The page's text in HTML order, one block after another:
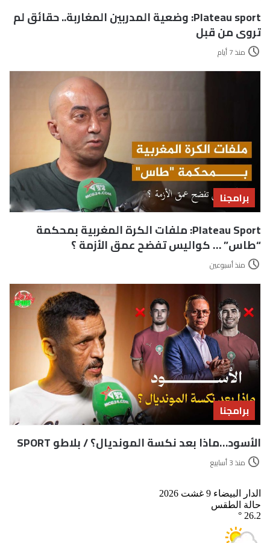
Plateau sport: وضعية المدربين المغاربة.. حقائق لم
تروى من قبل
منذ 7 أيام
برامجنا
Plateau Sport: ملفات الكرة المغربية بمحكمة
“طاس” … كواليس تفضح عمق الأزمة ؟
منذ أسبوعين
برامجنا
الأسود…ماذا بعد نكسة المونديال؟ / بلاطو SPORT
منذ 3 أسابيع